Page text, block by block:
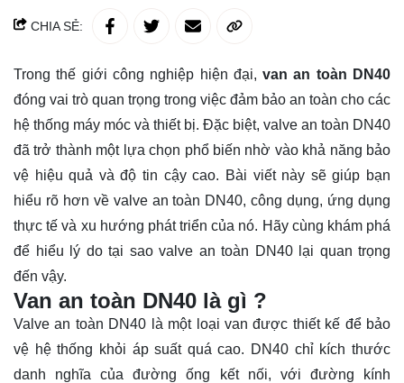
CHIA SẺ:
Trong thế giới công nghiệp hiện đại,van an toàn DN40
đóng vai trò quan trọng trong việc đảm bảo an toàn cho các
hệ thống máy móc và thiết bị. Đặc biệt, valve an toàn DN40
đã trở thành một lựa chọn phổ biến nhờ vào khả năng bảo
vệ hiệu quả và độ tin cậy cao. Bài viết này sẽ giúp bạn
hiểu rõ hơn về valve an toàn DN40, công dụng, ứng dụng
thực tế và xu hướng phát triển của nó. Hãy cùng khám phá
để hiểu lý do tại sao valve an toàn DN40 lại quan trọng
đến vậy.
Van an toàn DN40 là gì ?
Valve an toàn DN40 là một loại van được thiết kế để bảo
vệ hệ thống khỏi áp suất quá cao. DN40 chỉ kích thước
danh nghĩa của đường ống kết nối, với đường kính